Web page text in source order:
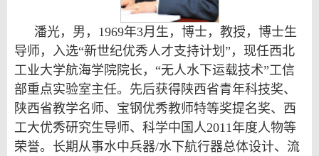
潘光，男，1969年3月生，博士，教授，博士生
导师，入选“新世纪优秀人才支持计划”，现任西北
工业大学航海学院院长，“无人水下运载技术”工信
部重点实验室主任。先后获得陕西省青年科技奖、
陕西省教学名师、宝钢优秀教师特等奖提名奖、西
工大优秀研究生导师、科学中国人2011年度人物等
荣誉。 长期从事水中兵器/水下航行器总体设计、流